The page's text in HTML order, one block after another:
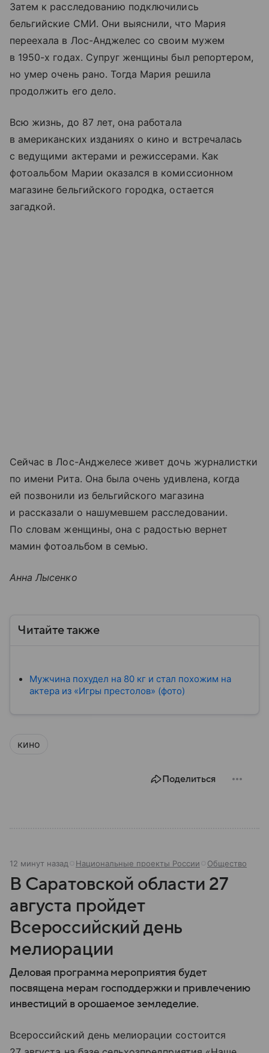
Затем к расследованию подключились
бельгийские СМИ. Они выяснили, что Мария
переехала в Лос-Анджелес со своим мужем
в 1950-х годах. Супруг женщины был репортером,
но умер очень рано. Тогда Мария решила
продолжить его дело.
Всю жизнь, до 87 лет, она работала
в американских изданиях о кино и встречалась
с ведущими актерами и режиссерами. Как
фотоальбом Марии оказался в комиссионном
магазине бельгийского городка, остается
загадкой.
Сейчас в Лос-Анджелесе живет дочь журналистки
по имени Рита. Она была очень удивлена, когда
ей позвонили из бельгийского магазина
и рассказали о нашумевшем расследовании.
По словам женщины, она с радостью вернет
мамин фотоальбом в семью.
Анна Лысенко
Читайте также
Мужчина похудел на 80 кг и стал похожим на
актера из «Игры престолов» (фото)
кино
Поделиться
12 минут назад Национальные проекты России Общество
В Саратовской области 27
августа пройдет
Всероссийский день
мелиорации
Деловая программа мероприятия будет
посвящена мерам господдержки и привлечению
инвестиций в орошаемое земледелие.
Всероссийский день мелиорации состоится